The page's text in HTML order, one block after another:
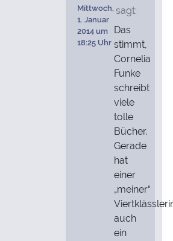
sagt:
Mittwoch,
1. Januar
2014 um
18:25 Uhr
Das
stimmt,
Cornelia
Funke
schreibt
viele
tolle
Bücher.
Gerade
hat
einer
„meiner“
auch
ein